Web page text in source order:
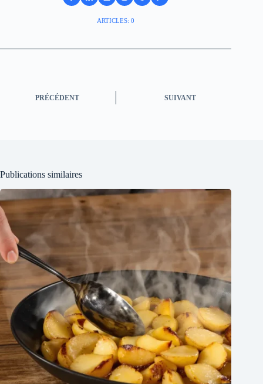
ARTICLES: 0
PRÉCÉDENT SUIVANT
Publications similaires